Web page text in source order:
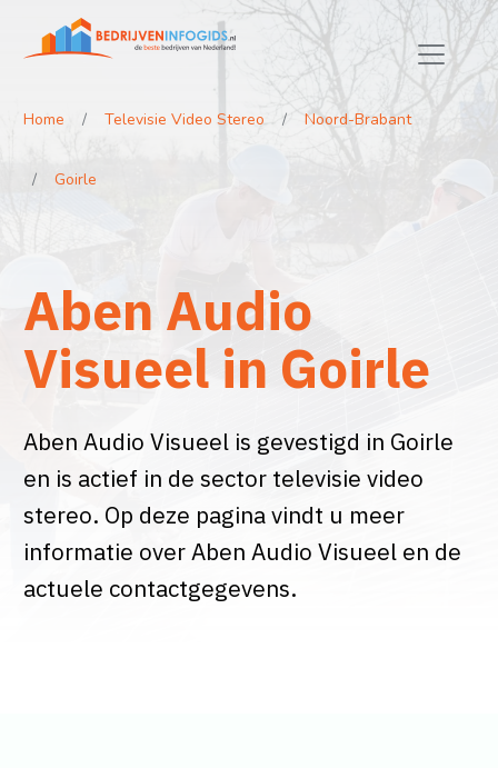
Home Televisie Video Stereo Noord-Brabant
Goirle
Aben Audio
Visueel in Goirle
Aben Audio Visueel is gevestigd in Goirle
en is actief in de sector televisie video
stereo. Op deze pagina vindt u meer
informatie over Aben Audio Visueel en de
actuele contactgegevens.